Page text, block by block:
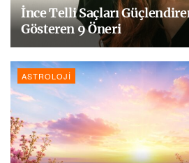
İnce Telli Saçları
Gösteren 9 Öneri
ASTROLOJI